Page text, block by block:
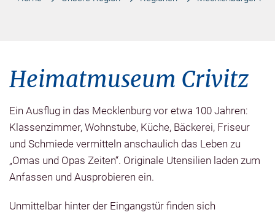
Heimatmuseum Crivitz
Ein Ausflug in das Mecklenburg vor etwa 100 Jahren:
Klassenzimmer, Wohnstube, Küche, Bäckerei, Friseur
und Schmiede vermitteln anschaulich das Leben zu
„Omas und Opas Zeiten“. Originale Utensilien laden zum
Anfassen und Ausprobieren ein.
Unmittelbar hinter der Eingangstür finden sich